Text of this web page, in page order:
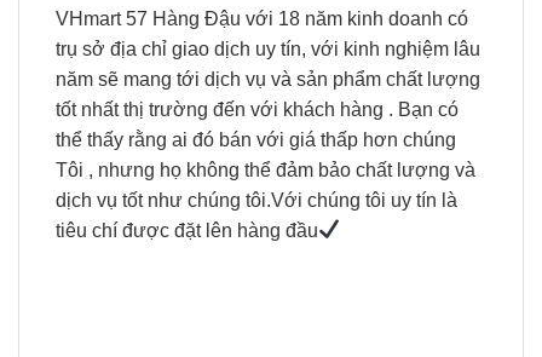
VHmart 57 Hàng Đậu với 18 năm kinh doanh có
trụ sở địa chỉ giao dịch uy tín, với kinh nghiệm lâu
năm sẽ mang tới dịch vụ và sản phẩm chất lượng
tốt nhất thị trường đến với khách hàng . Bạn có
thể thấy rằng ai đó bán với giá thấp hơn chúng
Tôi , nhưng họ không thể đảm bảo chất lượng và
dịch vụ tốt như chúng tôi.Với chúng tôi uy tín là
tiêu chí được đặt lên hàng đầu